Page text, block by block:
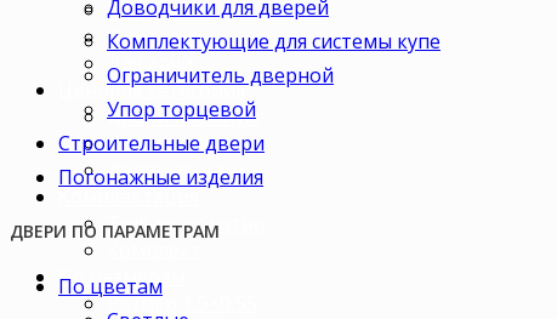
В офис
В коттедж
Для дачи
Ценовая категория
Двери премиум
Двери стандарт
Двери эконом
Только полотно
По размерам
Размер 1,9×0,55
Доводчики для дверей
Комплектующие для системы купе
Ограничитель дверной
Упор торцевой
Строительные двери
Погонажные изделия
ДВЕРИ ПО ПАРАМЕТРАМ
По цветам